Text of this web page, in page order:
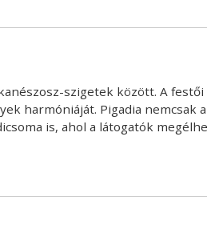
szigetek között. A
harmóniáját. Pigadia nemcsak
is, ahol a látogatók